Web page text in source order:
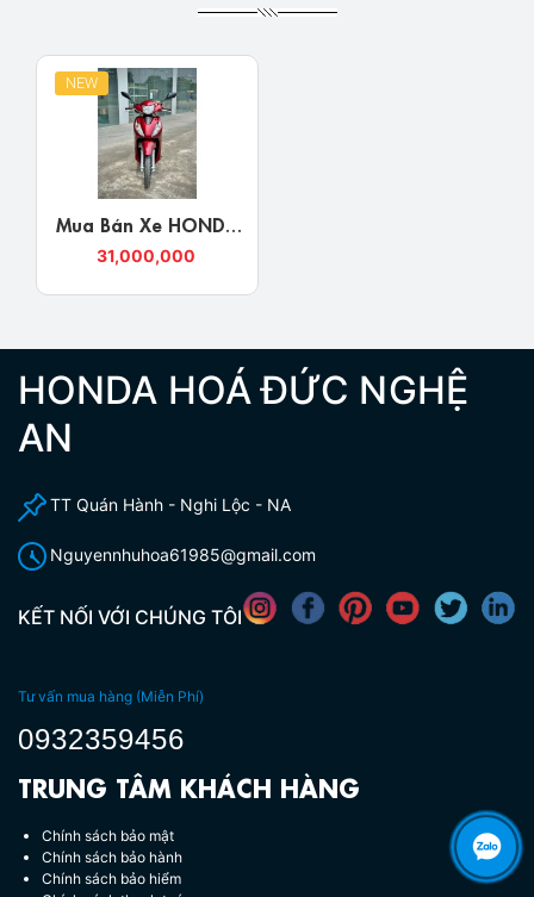
NEW
Mua Bán Xe HONDA
VISION 2025 Bản Đặc
Biệt Nghệ An
31,000,000
HONDA HOÁ ĐỨC NGHỆ
AN
TT Quán Hành - Nghi Lộc - NA
Nguyennhuhoa61985@gmail.com
KẾT NỐI VỚI CHÚNG TÔI
Tư vấn mua hàng (Miễn Phí)
0932359456
TRUNG TÂM KHÁCH HÀNG
Chính sách bảo mật
Chính sách bảo hành
Chính sách bảo hiểm